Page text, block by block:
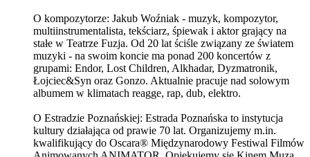
O kompozytorze: Jakub Woźniak - muzyk, kompozytor,
multiinstrumentalista, tekściarz, śpiewak i aktor grający na
stałe w Teatrze Fuzja. Od 20 lat ściśle związany ze światem
muzyki - na swoim koncie ma ponad 200 koncertów z
grupami: Endor, Lost Children, Alkhadar, Dyzmatronik,
Łojciec&Syn oraz Gonzo. Aktualnie pracuje nad solowym
albumem w klimatach reagge, rap, dub, elektro.
O Estradzie Poznańskiej: Estrada Poznańska to instytucja
kultury działająca od prawie 70 lat. Organizujemy m.in.
kwalifikujący do Oscara® Międzynarodowy Festiwal Filmów